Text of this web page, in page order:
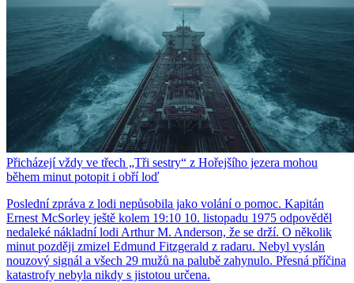
Přicházejí vždy ve třech „Tři sestry“ z Hořejšího jezera mohou
během minut potopit i obří loď
Poslední zpráva z lodi nepůsobila jako volání o pomoc. Kapitán
Ernest McSorley ještě kolem 19:10 10. listopadu 1975 odpověděl
nedaleké nákladní lodi Arthur M. Anderson, že se drží. O několik
minut později zmizel Edmund Fitzgerald z radaru. Nebyl vyslán
nouzový signál a všech 29 mužů na palubě zahynulo. Přesná příčina
katastrofy nebyla nikdy s jistotou určena.